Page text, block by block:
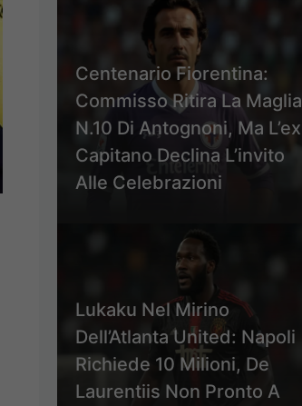
Centenario Fiorentina:
Commisso Ritira La Maglia
N.10 Di Antognoni, Ma L’ex
Capitano Declina L’invito
Alle Celebrazioni
Lukaku Nel Mirino
Dell’Atlanta United: Napoli
Richiede 10 Milioni, De
Laurentiis Non Pronto A